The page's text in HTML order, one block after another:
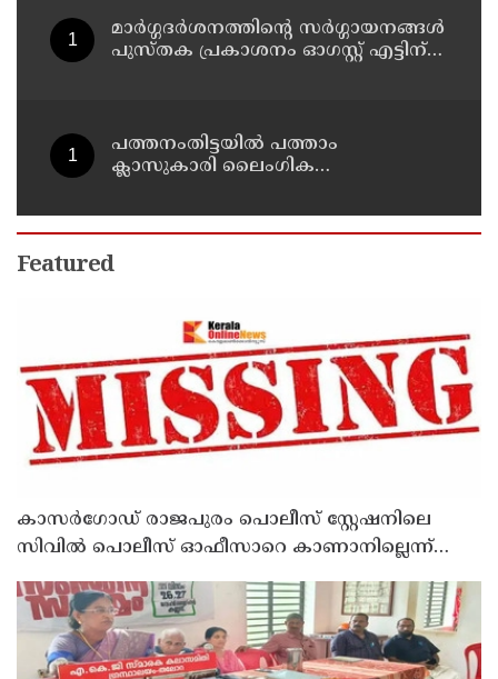
മാർഗ്ഗദർശനത്തിന്റെ സർഗ്ഗായനങ്ങൾ
പുസ്തക പ്രകാശനം ഓഗസ്റ്റ് എട്ടിന്
പത്തനംതിട്ടയിൽ പത്താം
ക്ലാസുകാരി ലൈംഗിക
ഏഴ് പേർ പീഡിപ്പിച്ചെന്ന് പരാതി
Featured
കാസർഗോഡ് രാജപുരം പൊലീസ് സ്റ്റേഷനിലെ
സിവില്‍ പൊലീസ് ഓഫീസാറെ കാണാനില്ലെന്ന്